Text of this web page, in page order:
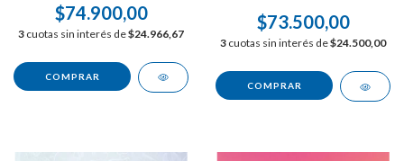
$74.900,00
3 cuotas sin interés de$24.966,67
$73.500,00
3 cuotas sin interés de$24.500,00